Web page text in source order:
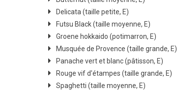
Delicata (taille petite, E)
Futsu Black (taille moyenne, E)
Groene hokkaido (potimarron, E)
Musquée de Provence (taille grande, E)
Panache vert et blanc (pâtisson, E)
Rouge vif d'étampes (taille grande, E)
Spaghetti (taille moyenne, E)